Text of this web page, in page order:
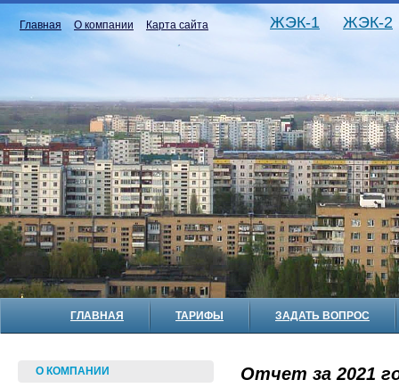
Главная О компании Карта сайта ЖЭК-1 ЖЭК-2
ГЛАВНАЯ ТАРИФЫ ЗАДАТЬ ВОПРОС
О КОМПАНИИ Отчет за 2021